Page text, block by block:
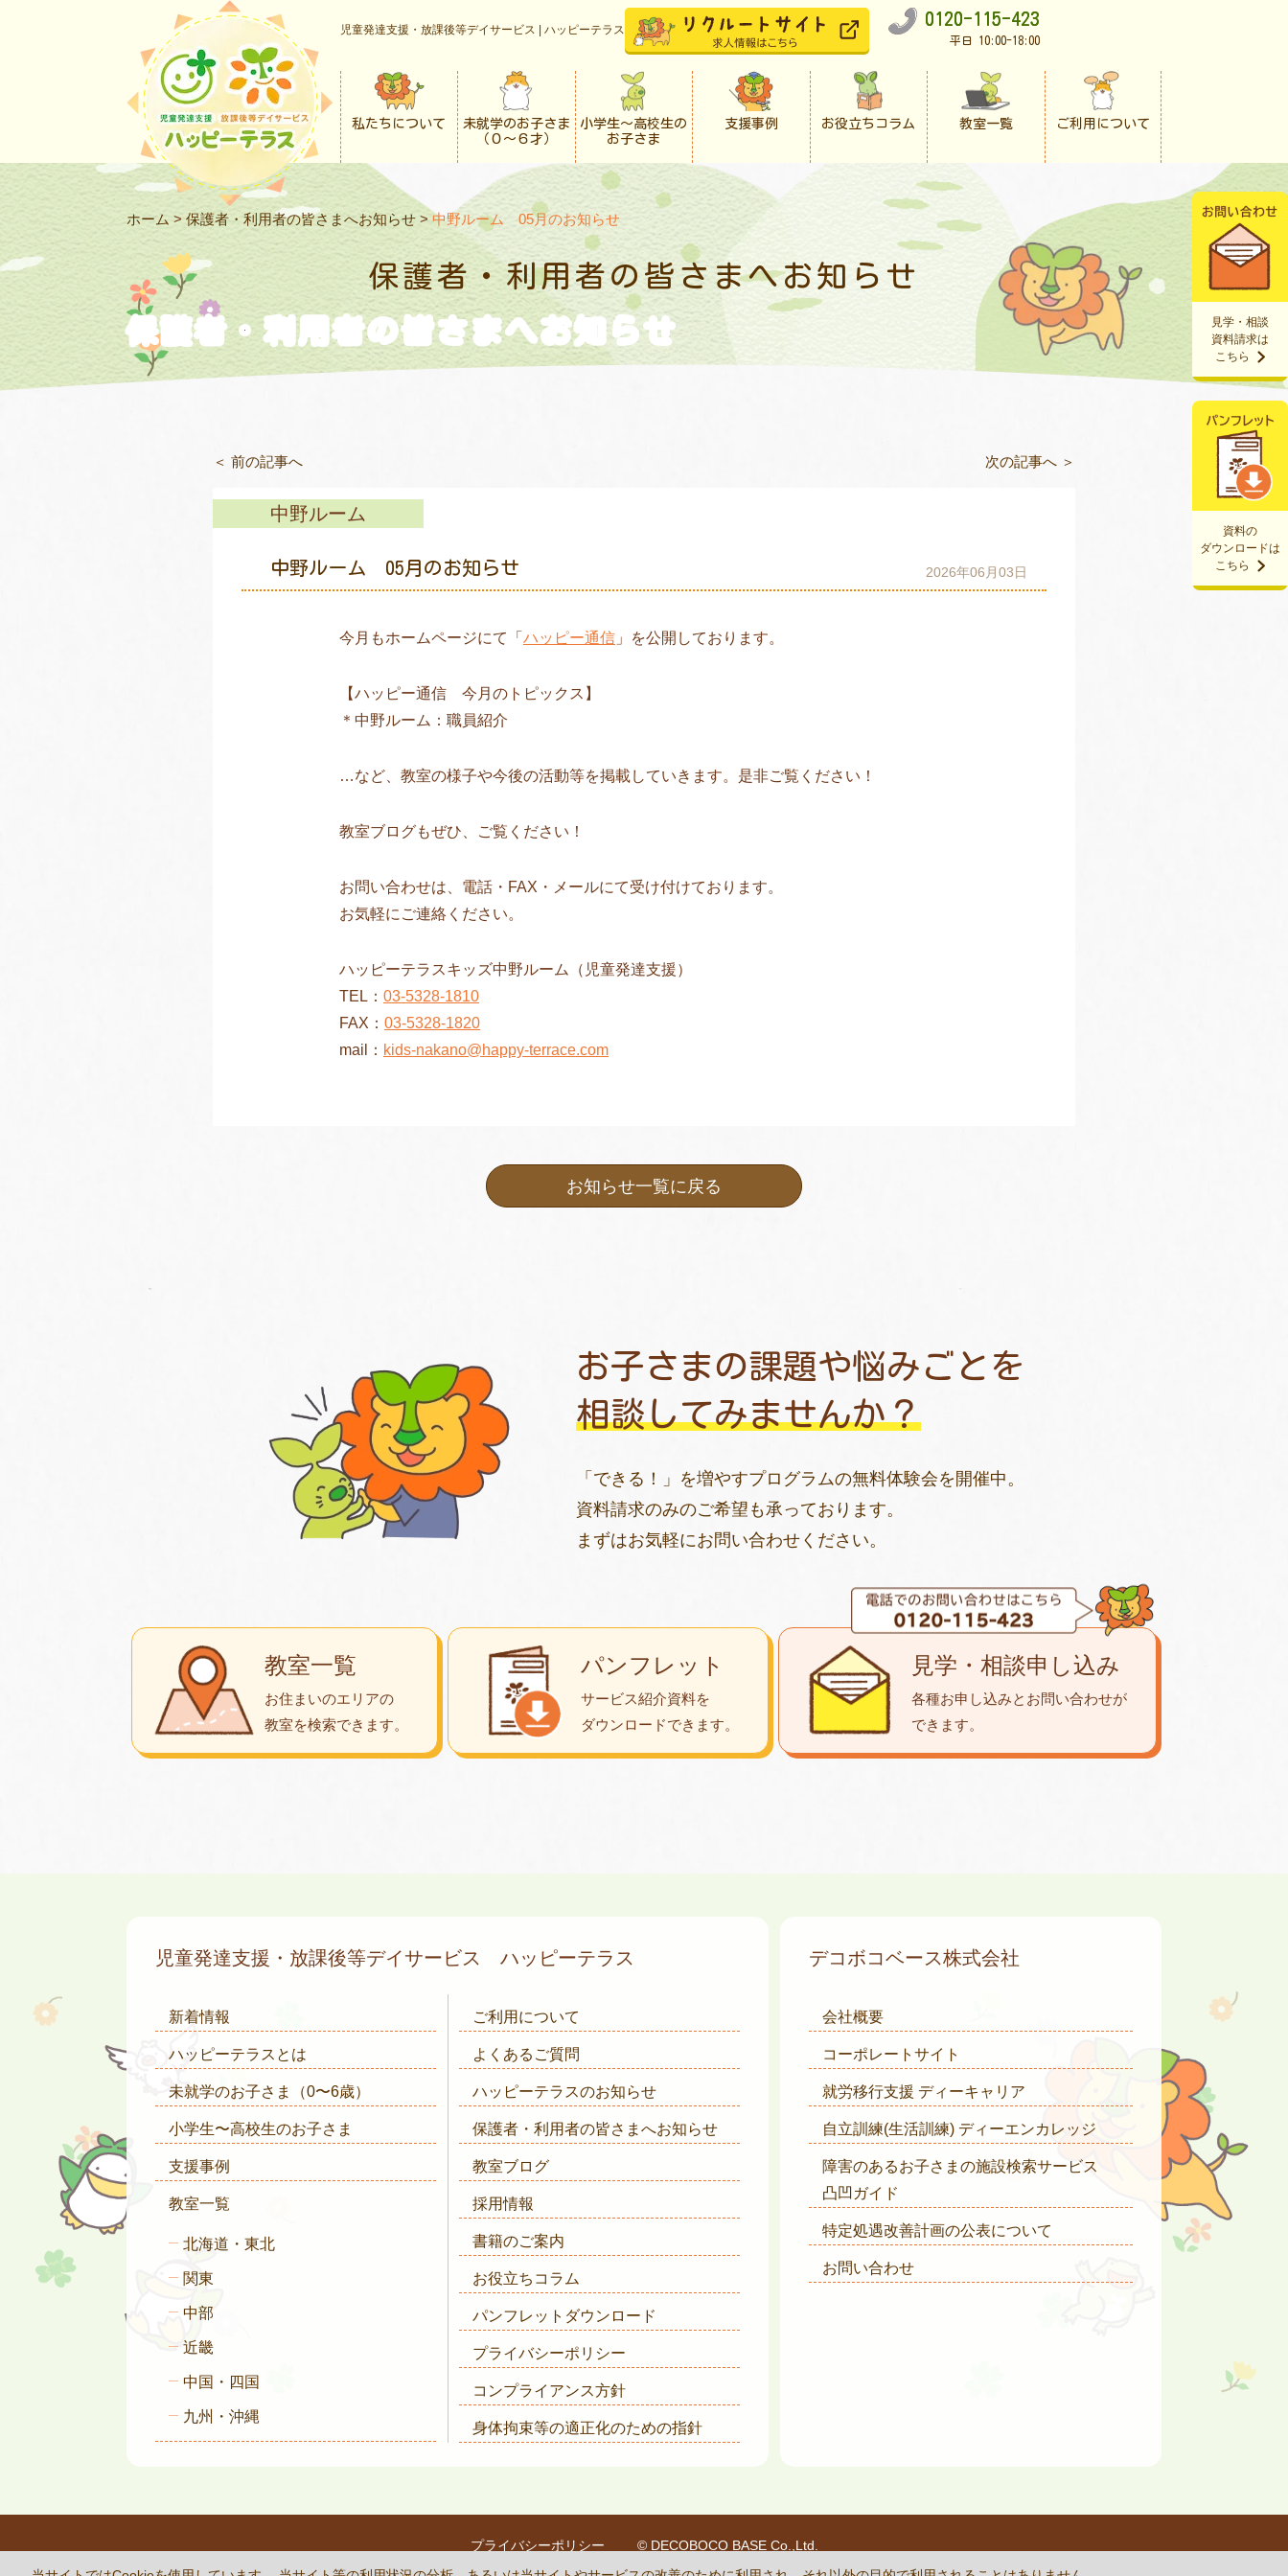
児童発達支援・放課後等デイサービス | ハッピーテラス
0120-115-423
平日 10:00-18:00
私たちについて
未就学のお子さま
（０〜６才）
小学生〜高校生の
お子さま
支援事例 お役立ちコラム 教室一覧 ご利用について
資料の
ダウンロードは
こちら
見学・相談
資料請求は
こちら
ホーム > 保護者・利用者の皆さまへお知らせ > 中野ルーム 05月のお知らせ
保護者・利用者の 皆さまへお知らせ
保護者・利用者の皆さまへお知らせ
＜ 前の記事へ 次の記事へ ＞
中野ルーム
中野ルーム 05月のお知らせ 2026年06月03日
今月もホームページにて「 ハッピー通信 」を公開しております。
【ハッピー通信 今月のトピックス】
＊中野ルーム：職員紹介
…など、教室の様子や今後の活動等を掲載していきます。是非ご覧ください！
教室ブログもぜひ、ご覧ください！
お問い合わせは、電話・FAX・メールにて受け付けております。
お気軽にご連絡ください。
ハッピーテラスキッズ中野ルーム（児童発達支援）
TEL： 03-5328-1810
FAX： 03-5328-1820
mail： kids-nakano@happy-terrace.com
お知らせ一覧に戻る
お子さまの課題や悩みごとを
相談してみませんか？
「できる！」を増やすプログラムの無料体験会を開催中。
資料請求のみのご希望も承っております。
まずはお気軽にお問い合わせください。
教室一覧
お住まいのエリアの
教室を検索できます。
パンフレット
サービス紹介資料を
ダウンロードできます。
見学・相談申し込み
各種お申し込みとお問い合わせが
できます。
児童発達支援・放課後等デイサービス ハッピーテラス
新着情報
ハッピーテラスとは
未就学のお子さま （0〜6歳）
小学生〜高校生のお子さま
支援事例
教室一覧
北海道・東北
関東
中部
近畿
中国・四国
九州・沖縄
ご利用について
よくあるご質問
ハッピーテラスのお知らせ
保護者・利用者の皆さまへお知らせ
教室ブログ
採用情報
書籍のご案内
お役立ちコラム
パンフレットダウンロード
プライバシーポリシー
コンプライアンス方針
身体拘束等の適正化のための指針
デコボコベース株式会社
会社概要
コーポレートサイト
就労移行支援 ディーキャリア
自立訓練(生活訓練) ディーエンカレッジ
障害のあるお子さまの施設検索サービス
凸凹ガイド
特定処遇改善計画の公表について
お問い合わせ
プライバシーポリシー
© DECOBOCO BASE Co.,Ltd.
This site is protected by reCAPTCHAand the GooglePrivacy Policy and Terms of Serviceapply.